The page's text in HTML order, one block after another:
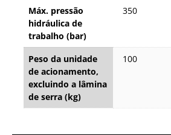
Máx. pressão
hidráulica de
trabalho (bar)
350
Peso da unidade
de acionamento,
excluindo a lâmina
de serra (kg)
100